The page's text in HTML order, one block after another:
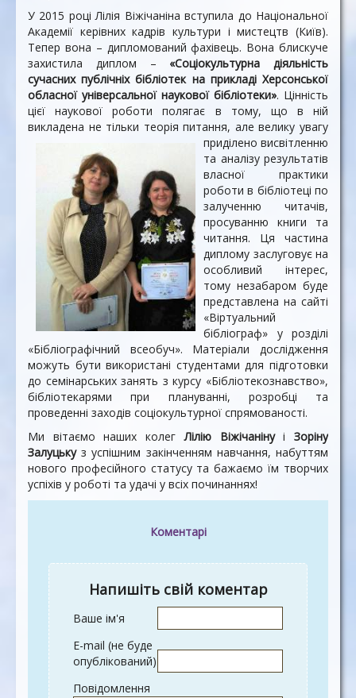
У 2015 році Лілія Віжічаніна вступила до Національної
Академії керівних кадрів культури і мистецтв (Київ).
Тепер вона – дипломований фахівець. Вона блискуче
захистила диплом – «Соціокультурна діяльність
сучасних публічніх бібліотек на прикладі Херсонської
обласної універсальної наукової бібліотеки». Цінність
цієї наукової роботи полягає в тому, що в ній
викладена не тільки теорія питання, але велику увагу
приділено висвітленню
та аналізу результатів
власної практики
роботи в бібліотеці по
залученню читачів,
просуванню книги та
читання. Ця частина
диплому заслуговує на
особливий інтерес,
тому незабаром буде
представлена ​​на сайті
«Віртуальний
бібліограф» у розділі
«Бібліографічний всеобуч». Матеріали дослідження
можуть бути використані студентами для підготовки
до семінарських занять з курсу «Бібліотекознавство»,
бібліотекарями при плануванні, розробці та
проведенні заходів соціокультурної спрямованості.
Ми вітаємо наших колегЛілію ВіжічанінуіЗоріну
Залуцькуз успішним закінченням навчання, набуттям
нового професійного статусу та бажаємо їм творчих
успіхів у роботі та удачі у всіх починаннях!
Коментарі
Напишіть свій коментар
Ваше ім'я
E-mail (не буде
опублікований)
Повідомлення